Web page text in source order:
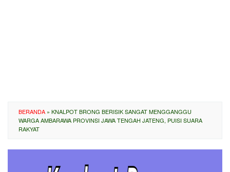
BERANDA » KNALPOT BRONG BERISIK SANGAT MENGGANGGU
WARGA AMBARAWA PROVINSI JAWA TENGAH JATENG, PUISI SUARA
RAKYAT